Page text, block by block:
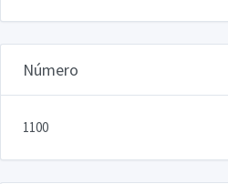
Número
1100